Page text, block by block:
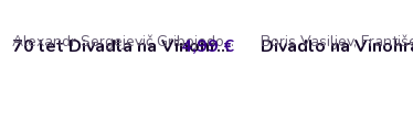
70 let Divadla na VinohradechAlexandr Sergejevič Gribojedov, Alexej Konstantinovič Tolstoj, Fjodor Michajlovič Dostojevskij, Henrik Ibsen, Jan Jílek, Jiří Hubač, Maxim Gorkij, William Shakespeare
4,99 € Divadlo na